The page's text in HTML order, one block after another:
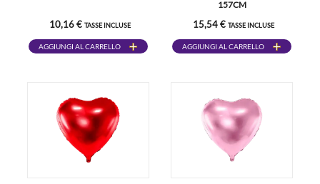
10,16 € TASSE INCLUSE
AGGIUNGI AL CARRELLO
157CM
15,54 € TASSE INCLUSE
AGGIUNGI AL CARRELLO